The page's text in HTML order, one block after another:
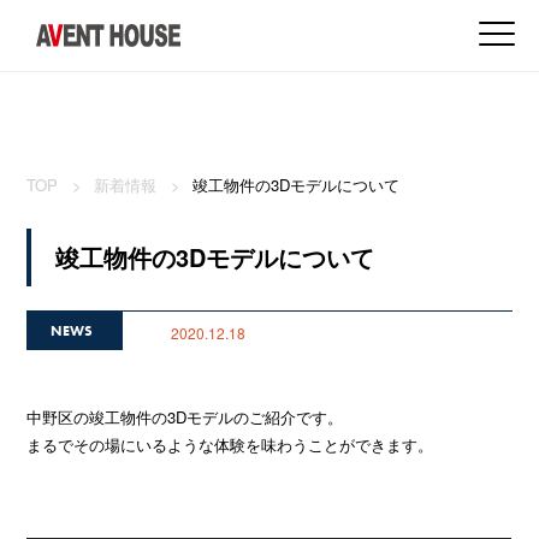
TOP 新着情報 竣工物件の3Dモデルについて
竣工物件の3Dモデルについて
NEWS 2020.12.18
中野区の竣工物件の3Dモデルのご紹介です。
まるでその場にいるような体験を味わうことができます。